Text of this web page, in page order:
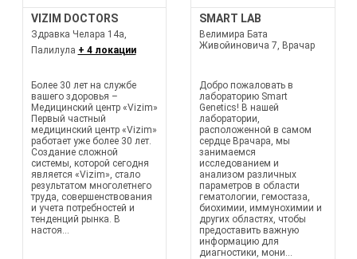
VIZIM DOCTORS
Здравка Челара 14а,
Палилула + 4 локации
Более 30 лет на службе
вашего здоровья –
Медицинский центр «Vizim»
Первый частный
медицинский центр «Vizim»
работает уже более 30 лет.
Создание сложной
системы, которой сегодня
является «Vizim», стало
результатом многолетнего
труда, совершенствования
и учета потребностей и
тенденций рынка. В
настоя...
SMART LAB
Велимира Бата
Живойиновича 7, Врачар
Добро пожаловать в
лабораторию Smart
Genetics! В нашей
лаборатории,
расположенной в самом
сердце Врачара, мы
занимаемся
исследованием и
анализом различных
параметров в области
гематологии, гемостаза,
биохимии, иммунохимии и
других областях, чтобы
предоставить важную
информацию для
диагностики, мони...